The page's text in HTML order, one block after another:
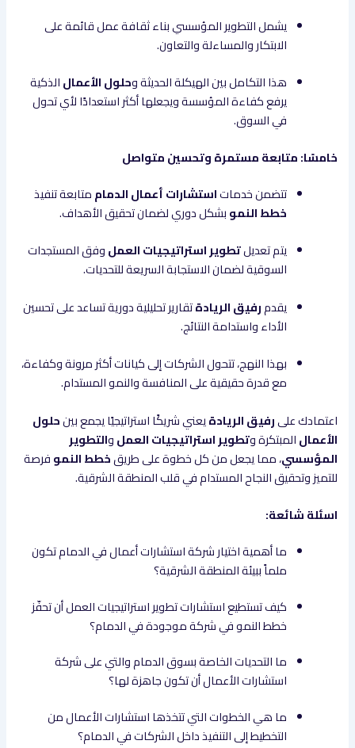
يشمل التطوير المؤسسي بناء ثقافة عمل قائمة على
الابتكار والمساءلة والتعاون.
هذا التكامل بين الهيكلة الحديثة وحلول الأعمالالذكية
يرفع كفاءة المؤسسة ويجعلها أكثر استعدادًا لأي تحول
في السوق.
خامسًا: متابعة مستمرة وتحسين متواصل
تتضمن خدماتاستشارات أعمال الدماممتابعة تنفيذ
خطط النموبشكل دوري لضمان تحقيق الأهداف.
يتم تعديلتطوير استراتيجيات العملوفق المستجدات
السوقية لضمان الاستجابة السريعة للتحديات.
يقدمرفيق الريادةتقارير تحليلية دورية تساعد على تحسين
الأداء واستدامة النتائج.
بهذا النهج، تتحول الشركات إلى كيانات أكثر مرونة وكفاءة،
مع قدرة حقيقية على المنافسة والنمو المستدام.
اعتمادك علىرفيق الريادةيعني شريكًا استراتيجيًا يجمع بينحلول
الأعمالالمبتكرة وتطوير استراتيجيات العملوالتطوير
المؤسسي، مما يجعل من كل خطوة على طريقخطط النموفرصة
للتميز وتحقيق النجاح المستدام في قلب المنطقة الشرقية.
اسئلة شائعة:
ما أهمية اختيار شركة استشارات أعمال في الدمام تكون
ملماً ببيئة المنطقة الشرقية؟
كيف تستطيع استشارات تطوير استراتيجيات العمل أن تحفّز
خطط النمو في شركة موجودة في الدمام؟
ما التحديات الخاصة بسوق الدمام والتي على شركة
استشارات الأعمال أن تكون جاهزة لها؟
ما هي الخطوات التي تتخذها استشارات الأعمال من
التخطيط إلى التنفيذ داخل الشركات في الدمام؟